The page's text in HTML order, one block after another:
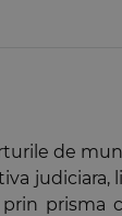
de
judiciara,
prisma